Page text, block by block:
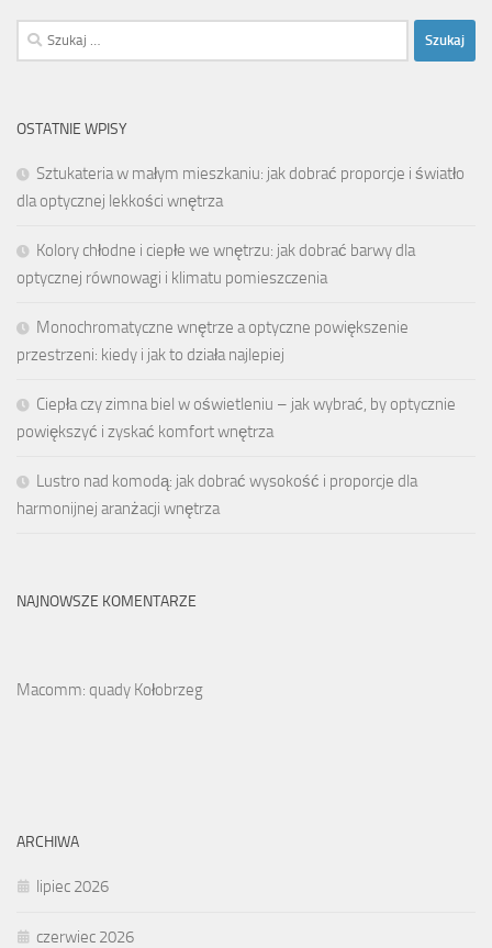
Szukaj:
OSTATNIE WPISY
Sztukateria w małym mieszkaniu: jak dobrać proporcje i światło
dla optycznej lekkości wnętrza
Kolory chłodne i ciepłe we wnętrzu: jak dobrać barwy dla
optycznej równowagi i klimatu pomieszczenia
Monochromatyczne wnętrze a optyczne powiększenie
przestrzeni: kiedy i jak to działa najlepiej
Ciepła czy zimna biel w oświetleniu – jak wybrać, by optycznie
powiększyć i zyskać komfort wnętrza
Lustro nad komodą: jak dobrać wysokość i proporcje dla
harmonijnej aranżacji wnętrza
NAJNOWSZE KOMENTARZE
Macomm: quady Kołobrzeg
ARCHIWA
lipiec 2026
czerwiec 2026